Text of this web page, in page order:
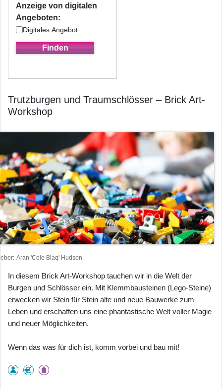
Anzeige von digitalen
Angeboten:
Digitales Angebot
Trutzburgen und Traumschlösser – Brick Art-
Workshop
Aran 'Cole Blaq' Hudson
In diesem Brick Art-Workshop tauchen wir in die Welt der
Burgen und Schlösser ein. Mit Klemmbausteinen (Lego-Steine)
erwecken wir Stein für Stein alte und neue Bauwerke zum
Leben und erschaffen uns eine phantastische Welt voller Magie
und neuer Möglichkeiten.
Wenn das was für dich ist, komm vorbei und bau mit!